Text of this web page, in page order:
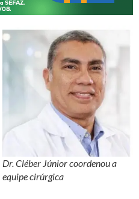
Dr. Cléber Júnior coordenou a
equipe cirúrgica